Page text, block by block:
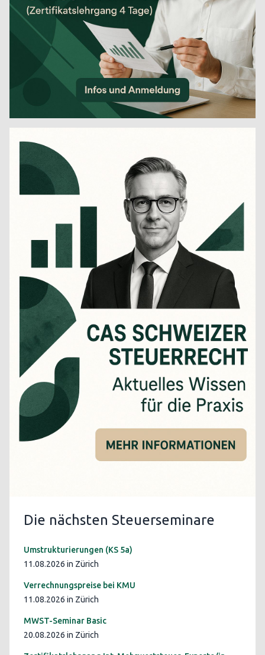
Die nächsten Steuerseminare
Umstrukturierungen (KS 5a)
11.08.2026 in Zürich
Verrechnungspreise bei KMU
11.08.2026 in Zürich
MWST-Seminar Basic
20.08.2026 in Zürich